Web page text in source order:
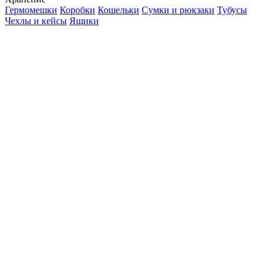
Гермомешки Коробки Кошельки Сумки и рюкзаки Тубусы
Чехлы и кейсы Ящики